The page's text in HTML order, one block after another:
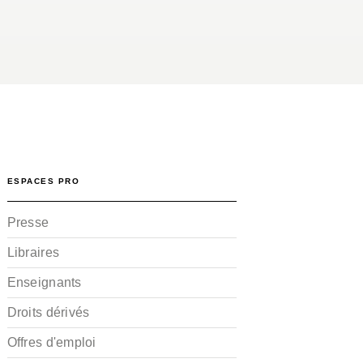
ESPACES PRO
Presse
Libraires
Enseignants
Droits dérivés
Offres d'emploi